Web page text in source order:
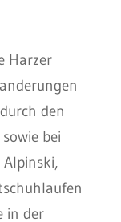
Harzer
den
bei
in der